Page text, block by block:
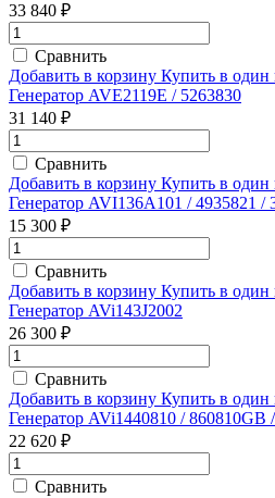
33 840 ₽
Сравнить
Добавить в корзину Купить в один
Генератор AVE2119E / 5263830
31 140 ₽
Сравнить
Добавить в корзину Купить в один
Генератор AVI136A101 / 4935821 /
15 300 ₽
Сравнить
Добавить в корзину Купить в один
Генератор AVi143J2002
26 300 ₽
Сравнить
Добавить в корзину Купить в один
Генератор AVi1440810 / 860810GB
22 620 ₽
Сравнить